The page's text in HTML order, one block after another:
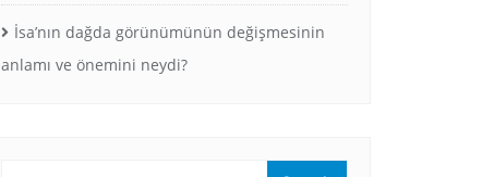
İsa’nın dağda görünümünün değişmesinin
anlamı ve önemini neydi?